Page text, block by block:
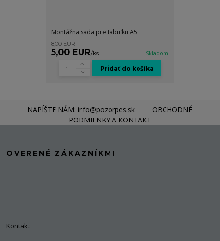
Montážna sada pre tabuľku A5
8,00 EUR
5,00 EUR/ks Skladom
Pridať do košíka
NAPÍŠTE NÁM: info@pozorpes.sk
OBCHODNÉ
PODMIENKY A KONTAKT
OVERENÉ ZÁKAZNÍKMI
Kontakt: